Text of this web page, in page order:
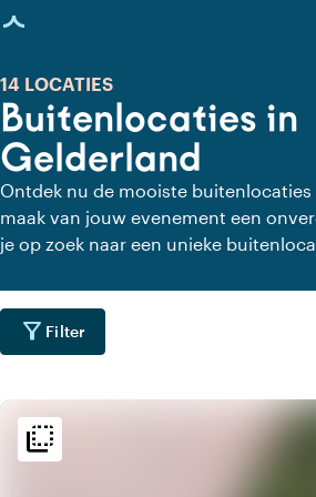
geladen
Buitenlocaties in
Gelderland
14 LOCATIES
Ontdek nu de mooiste buitenlocaties
maak van jouw evenement een
je op zoek naar een unieke
bedrijfsfeest, teambuildingdag of
biedt een scala aan prachtige
sfeervolle tuinen en dakterrassen tot
maakt op jouw gasten.
filter_alt Filter
flip_to_back
flip_to_back